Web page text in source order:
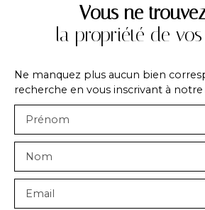
Vous ne
la propriété de vos
Ne manquez plus aucun bien
recherche en vous inscrivant à notre
Prénom
Nom
Email